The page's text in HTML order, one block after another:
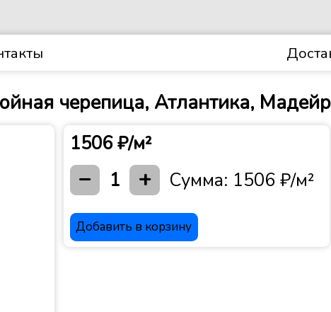
черепица, Атлантика,
1506 ₽/м²
− 1 + Сумма: 1506 ₽/м²
Добавить в корзину